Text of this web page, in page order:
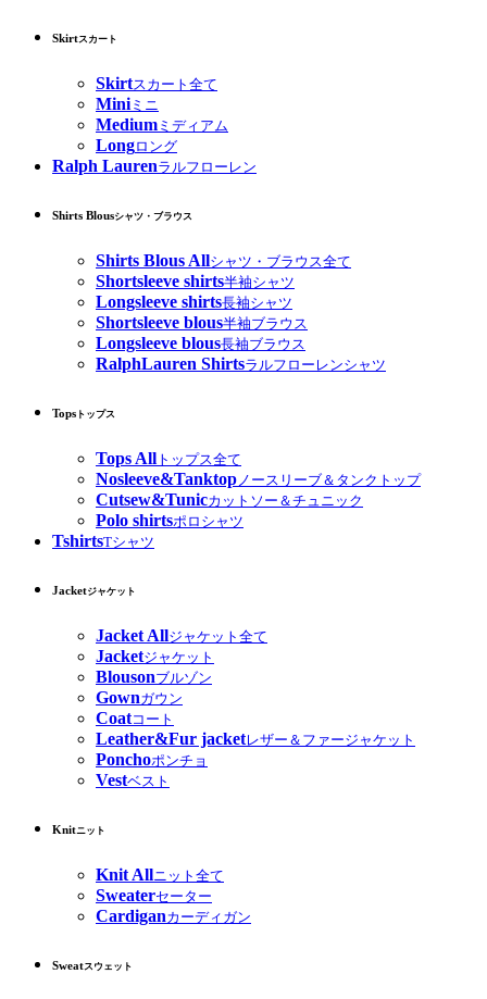
Skirtスカート
Skirtスカート全て
Miniミニ
Medium ミディアム
Longロング
Ralph Laurenラルフローレン
Shirts Blousシャツ・ブラウス
Shirts Blous Allシャツ・ブラウス全て
Shortsleeve shirts半袖シャツ
Longsleeve shirts長袖シャツ
Shortsleeve blous半袖ブラウス
Longsleeve blous長袖ブラウス
RalphLauren Shirtsラルフローレンシャツ
Tops トップス
Tops All トップス全て
Nosleeve&Tanktop ノースリーブ＆タンクトップ
Cutsew&Tunicカットソー＆チュニック
Polo shirtsポロシャツ
TshirtsTシャツ
Jacketジャケット
Jacket Allジャケット全て
Jacketジャケット
Blousonブルゾン
Gownガウン
Coatコート
Leather&Fur jacketレザー＆ファージャケット
Ponchoポンチョ
Vestベスト
Knitニット
Knit Allニット全て
Sweaterセーター
Cardiganカーディガン
Sweatスウェット